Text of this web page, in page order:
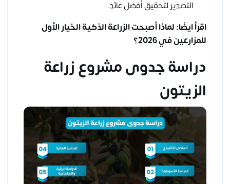
التصدير لتحقيق أفضل عائد.
اقرأ ايضًا:لماذا أصبحت الزراعة الذكية الخيار الأول
للمزارعين في 2026؟
دراسة جدوى مشروع زراعة
الزيتون